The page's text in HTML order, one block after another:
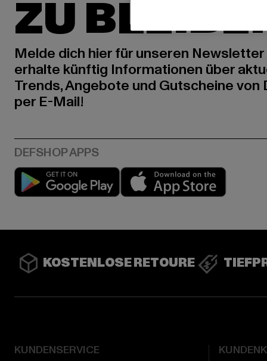
ZU
Melde dich hier für unseren Newsletter
erhalte künftig Informationen über
Trends, Angebote und Gutscheine von
per E-Mail!
Play market
KOSTENLOSE RETOURE
KUNDENSERVICE